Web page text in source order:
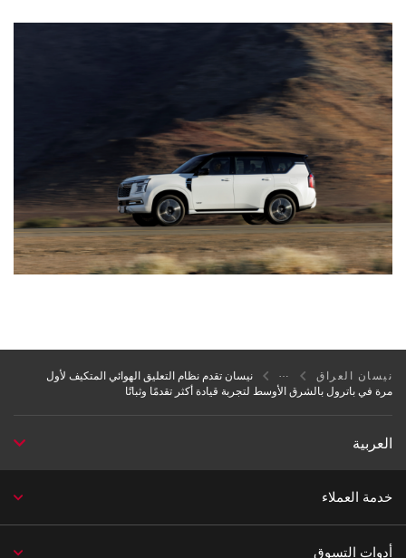
نيسان العراق
نيسان تقدم نظام التعليق الهوائي المتكيف لأول
مرة في باترول بالشرق الأوسط لتجربة قيادة أكثر تقدمًا وثباتًا
العربية
خدمة العملاء
أدوات التسوق